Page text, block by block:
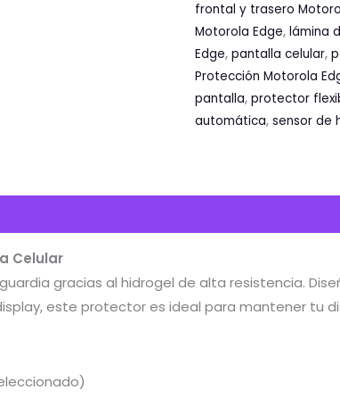
frontal y trasero
Motorola Edge, lámina
Edge, pantalla celular,
Protección Motorola
pantalla, protector
automática, sensor de
Celular
gracias al hidrogel de alta resistencia.
este protector es ideal para mantener tu